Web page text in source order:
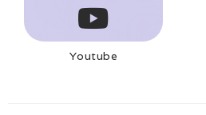
Youtube